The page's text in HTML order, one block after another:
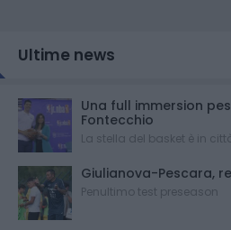
Ultime news
Una full immersion
Fontecchio
La stella del basket è in
Giulianova-Pescara,
Penultimo test preseason